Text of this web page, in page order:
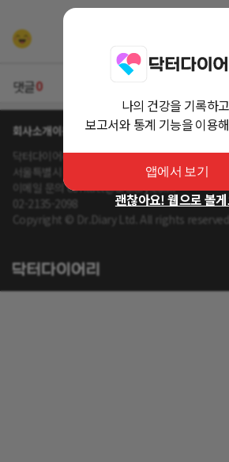
댓글0
회사소개이용약관개인정보 처리방침
닥터다이어리 대표 : 송제윤
서울특별시 강남구 테헤란로 416 연봉빌딩 8층
이메일 문의 contact@drdiary.co.kr
02-2135-2098
Copyright © Dr.Diary Ltd. All rights reserved.
나의 건강을 기록하
보고서와 통계 기능을 이용
앱에서 보기
괜찮아요! 웹으로 볼